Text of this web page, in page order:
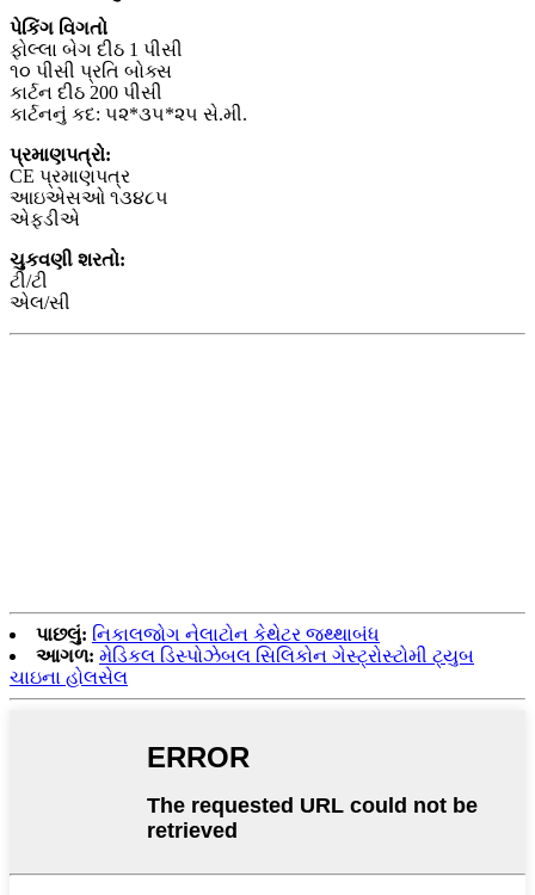
પેકિંગ વિગતો
ફોલ્લા બેગ દીઠ 1 પીસી
૧૦ પીસી પ્રતિ બોક્સ
કાર્ટન દીઠ 200 પીસી
કાર્ટનનું કદ: ૫૨*૩૫*૨૫ સે.મી.
પ્રમાણપત્રો:
CE પ્રમાણપત્ર
આઇએસઓ ૧૩૪૮૫
એફડીએ
ચુકવણી શરતો:
ટી/ટી
એલ/સી
પાછલું: નિકાલજોગ નેલાટોન કેથેટર જથ્થાબંધ
આગળ: મેડિકલ ડિસ્પોઝેબલ સિલિકોન ગેસ્ટ્રોસ્ટોમી ટ્યુબ
ચાઇના હોલસેલ